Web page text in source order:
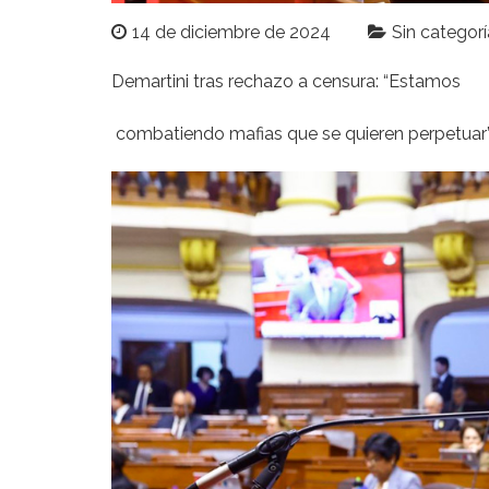
14 de diciembre de 2024 Sin
Demartini tras rechazo a censura: “Estamos
combatiendo mafias que se quieren